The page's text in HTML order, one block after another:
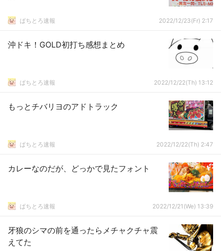
ぱちとろ速報 2022/12/23(Fr) 2:17
沖ドキ！GOLD初打ち感想まとめ
ぱちとろ速報 2022/12/22(Th) 13:12
もっとチバリヨのアドトラック
ぱちとろ速報 2022/12/22(Th) 2:47
カレーなのだが、どっかで見たフォント
ぱちとろ速報 2022/12/21(We) 13:39
牙狼のシマの前を通ったらメチャクチャ震
えてた